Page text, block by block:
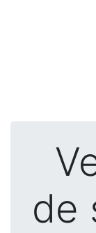
de